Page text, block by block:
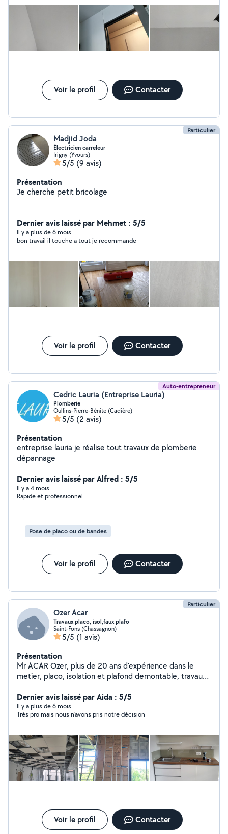
Voir le profil Contacter
Particulier
Madjid Joda
Électricien carreleur
Irigny (Yvours)
5/5 (9 avis)
Présentation
Je cherche petit bricolage
Dernier avis laissé par Mehmet : 5/5
Il y a plus de 6 mois
bon travail il touche a tout je recommande
Voir le profil Contacter
Auto-entrepreneur
Cedric Lauria (Entreprise Lauria)
Plomberie
Oullins-Pierre-Bénite (Cadière)
5/5 (2 avis)
Présentation
entreprise lauria je réalise tout travaux de plomberie
dépannage
Dernier avis laissé par Alfred : 5/5
Il y a 4 mois
Rapide et professionnel
Pose de placo ou de bandes
Voir le profil Contacter
Particulier
Ozer Acar
Travaux placo, isol,faux plafo
Saint-Fons (Chassagnon)
5/5 (1 avis)
Présentation
Mr ACAR Ozer, plus de 20 ans d'expérience dans le
metier, placo, isolation et plafond demontable, travaux
Dernier avis laissé par Aida : 5/5
Il y a plus de 6 mois
Très pro mais nous n'avons pris notre décision
Voir le profil Contacter